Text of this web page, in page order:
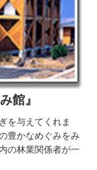
館』
を与えてくれま
豊かなめぐみをみ
の林業関係者が一